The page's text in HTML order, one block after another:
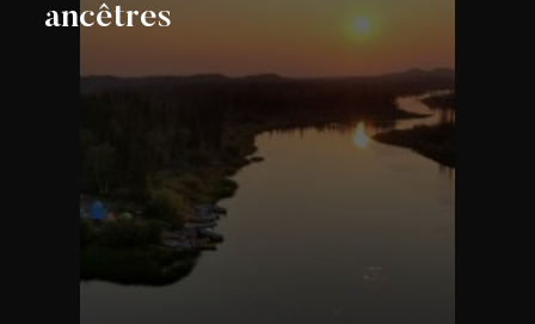
ancêtres